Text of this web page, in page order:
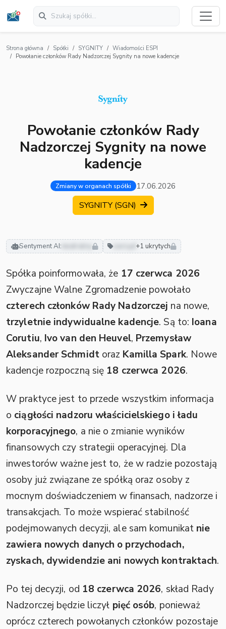
Strona główna Spółki SYGNITY
Wiadomości ESPI
Powołanie członków Rady Nadzorczej Sygnity na nowe kadencje
Powołanie członków Rady
Nadzorczej Sygnity na nowe
kadencje
Zmiany w organach spółki 17.06.2026
SYGNITY (SGN)
Sentyment AI: neutralny +1 ukrytych
Spółka poinformowała, że 17 czerwca 2026
Zwyczajne Walne Zgromadzenie powołało
czterech członków Rady Nadzorczej na nowe,
trzyletnie indywidualne kadencje. Są to: Ioana
Corutiu, Ivo van den Heuvel, Przemysław
Aleksander Schmidtoraz Kamilla Spark. Nowe
kadencje rozpoczną się 18 czerwca 2026.
W praktyce jest to przede wszystkim informacja
o ciągłości nadzoru właścicielskiego i ładu
korporacyjnego, a nie o zmianie wyników
finansowych czy strategii operacyjnej. Dla
inwestorów ważne jest to, że w radzie pozostają
osoby już związane ze spółką oraz osoby z
mocnym doświadczeniem w finansach, nadzorze i
transakcjach. To może wspierać stabilność
podejmowanych decyzji, ale sam komunikat nie
zawiera nowych danych o przychodach,
zyskach, dywidendzie ani nowych kontraktach.
Po tej decyzji, od 18 czerwca 2026, skład Rady
Nadzorczej będzie liczył pięć osób, ponieważ
oprócz czterech powołanych członków pozostaje